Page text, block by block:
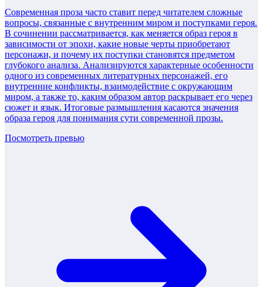
Современная проза часто ставит перед читателем сложные
вопросы, связанные с внутренним миром и поступками героя.
В сочинении рассматривается, как меняется образ героя в
зависимости от эпохи, какие новые черты приобретают
персонажи, и почему их поступки становятся предметом
глубокого анализа. Анализируются характерные особенности
одного из современных литературных персонажей, его
внутренние конфликты, взаимодействие с окружающим
миром, а также то, каким образом автор раскрывает его через
сюжет и язык. Итоговые размышления касаются значения
образа героя для понимания сути современной прозы.
Посмотреть превью